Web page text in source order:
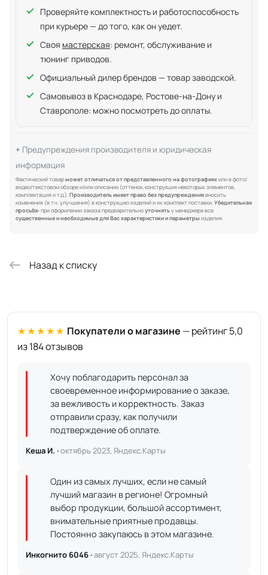
Проверяйте комплектность и работоспособность
при курьере — до того, как он уедет.
Своя мастерская: ремонт, обслуживание и
тюнинг приводов.
Официальный дилер брендов — товар заводской.
Самовывоз в Краснодаре, Ростове-на-Дону и
Ставрополе: можно посмотреть до оплаты.
Предупреждения производителя и юридическая
информация
Фактический товарможет отличаться от представленного на фотографияхили в фото/
видео/текстовом обзоре и/или описании (оттенок, конструкция некоторых элементов,
комплектация и т.д.).Производитель имеет право без предупреждениявносить
изменения (в т.ч. улучшения) в конструкцию изделий и их комплект поставки.Убедительная
просьба: при оформлении заказа предварительноуточнятьу менеджера все
существенные и необходимые для Вас характеристики и параметры изделия.
Назад к списку
★★★★★ Покупатели о магазине — рейтинг 5,0
из 184 отзывов
Хочу поблагодарить персонал за
своевременное информирование о заказе,
за вежливость и корректность. Заказ
отправили сразу, как получили
подтверждение об оплате.
Кеша И. ·октябрь 2023, Яндекс.Карты
Один из самых лучших, если не самый
лучший магазин в регионе! Огромный
выбор продукции, большой ассортимент,
внимательные приятные продавцы.
Постоянно закупаюсь в этом магазине.
Инкогнито 6046 ·август 2025, Яндекс.Карты